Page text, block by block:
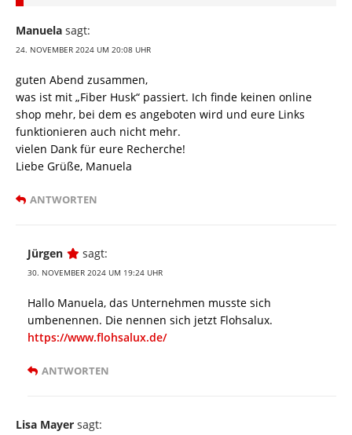
Manuela sagt:
24. NOVEMBER 2024 UM 20:08 UHR
guten Abend zusammen,
was ist mit „Fiber Husk“ passiert. Ich finde keinen online
shop mehr, bei dem es angeboten wird und eure Links
funktionieren auch nicht mehr.
vielen Dank für eure Recherche!
Liebe Grüße, Manuela
ANTWORTEN
Jürgen sagt:
30. NOVEMBER 2024 UM 19:24 UHR
Hallo Manuela, das Unternehmen musste sich
umbenennen. Die nennen sich jetzt Flohsalux.
https://www.flohsalux.de/
ANTWORTEN
Lisa Mayer sagt: